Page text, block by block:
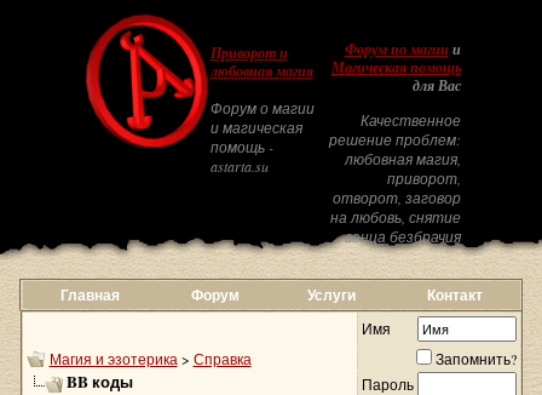
Приворот и
любовная магия
Форум о магии
и магическая
помощь -
astarta.su
Форум по магиии
Магическая помощь
для Вас
Качественное
решение проблем:
любовная магия,
приворот,
отворот, заговор
на любовь, снятие
венца безбрачия
Главная Форум Услуги Контакт
Магия и эзотерика > Справка
BB коды
Имя
Запомнить?
Пароль